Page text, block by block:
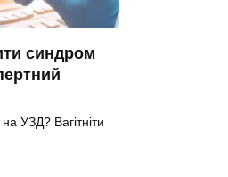
синдром
УЗД? Вагітніти